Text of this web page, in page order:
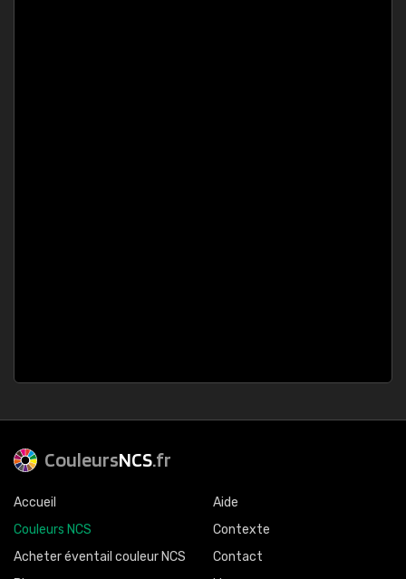
CouleursNCS.fr
Accueil
Couleurs NCS
Acheter éventail couleur NCS
Aide
Contexte
Contact